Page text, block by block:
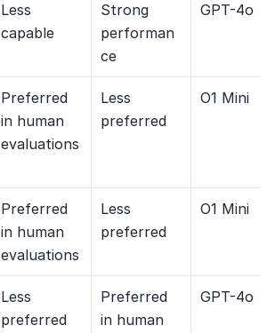
Less
capable
Strong
performan
ce
GPT-4o
Preferred
in human
evaluations
Less
preferred
O1 Mini
Preferred
in human
evaluations
Less
preferred
O1 Mini
Less
preferred
Preferred
in human
GPT-4o